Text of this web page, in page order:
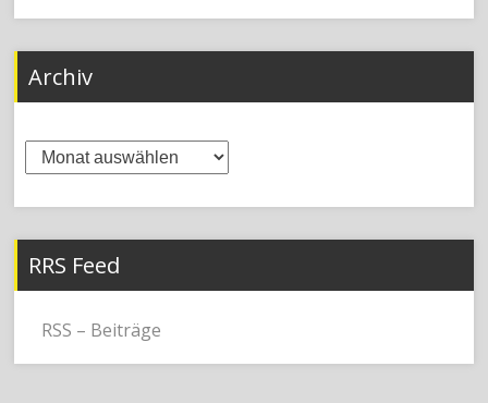
Archiv
Archiv
RRS Feed
RSS – Beiträge